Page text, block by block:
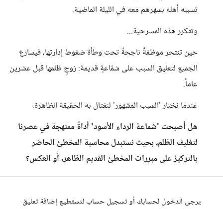
تسببه أهله بسهرهم معه في الليلة الماضية.
وتتكرر هذه المسرحية...
حين تنتحر موظفةٌ ناجحةٌ تحت وطأة ضغوط إدارتها، فيسارع
الجميع لتعليق السبب على شمّاعةٍ قديمة: زوجٍ ظلمها قبل عشرين
عاماً.
عندما نختار 'السبب المشهور' لنغتال به الحقيقة الظاهرة.
هل أصبحت 'شماعة الرداء الأسود' أداةً ممنهجة في عصرنا
لتغليف الظلم، بحيث نستبدل محاسبة المخطئ الحاضر
بالتركيز على مبررات المخطئ القديم الظاهر، أو العكس؟
يرجى الدخول لحسابك أو تسجيل حساب لتستطيع إضافة تعليق